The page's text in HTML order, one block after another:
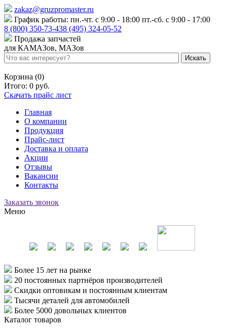
zakaz@gruzpromaster.ru
График работы: пн.-чт. с 9:00 - 18:00 пт.-сб. с 9:00 - 17:00
8 (800) 350-73-438 (495) 324-05-52
Продажа запчастей
для КАМАЗов, МАЗов
Корзина (0)
Итого: 0 руб.
Скачать прайс лист
Главная
О компании
Продукция
Прайс-лист
Доставка и оплата
Акции
Отзывы
Вакансии
Контакты
Заказать звонок
Меню
Более 15 лет на рынке
20 постоянных партнёров производителей
Скидки оптовикам и постоянным клиентам
Тысячи деталей для автомобилей
Более 5000 довольных клиентов
Каталог товаров